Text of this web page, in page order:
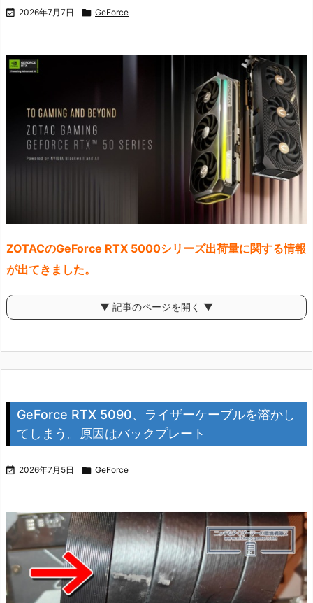
 2026年7月7日  GeForce
ZOTACのGeForce RTX 5000シリーズ出荷量に関する情報
が出てきました。
▼ 記事のページを開く ▼
GeForce RTX 5090、ライザーケーブルを溶かし
てしまう。原因はバックプレート
 2026年7月5日  GeForce